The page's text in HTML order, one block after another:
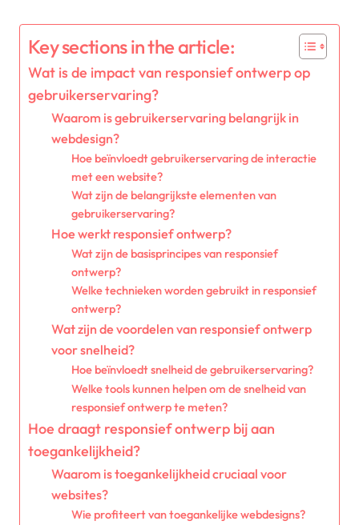
Key sections in the article:
Wat is de impact van responsief ontwerp op
gebruikerservaring?
Waarom is gebruikerservaring belangrijk in
webdesign?
Hoe beïnvloedt gebruikerservaring de interactie
met een website?
Wat zijn de belangrijkste elementen van
gebruikerservaring?
Hoe werkt responsief ontwerp?
Wat zijn de basisprincipes van responsief
ontwerp?
Welke technieken worden gebruikt in responsief
ontwerp?
Wat zijn de voordelen van responsief ontwerp
voor snelheid?
Hoe beïnvloedt snelheid de gebruikerservaring?
Welke tools kunnen helpen om de snelheid van
responsief ontwerp te meten?
Hoe draagt responsief ontwerp bij aan
toegankelijkheid?
Waarom is toegankelijkheid cruciaal voor
websites?
Wie profiteert van toegankelijke webdesigns?